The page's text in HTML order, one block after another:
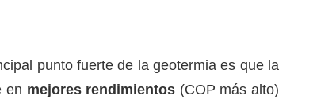
punto fuerte de la geotermia es que la
en mejores rendimientos (COP más alto)